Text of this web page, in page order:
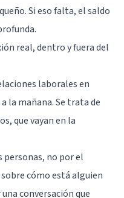
Si eso falta, el saldo
real, dentro y fuera del
laborales en
la mañana. Se trata de
que vayan en la
no por el
cómo está alguien
conversación que